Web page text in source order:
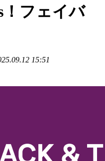
！フェイバ
15:51